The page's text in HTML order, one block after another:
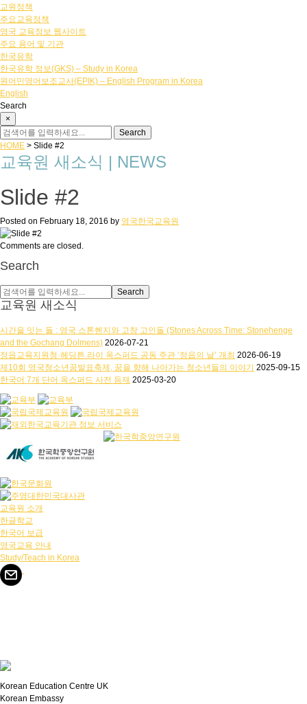
교원정책
주요교육정책
영국 교육정보 웹사이트
주요 용어 및 기관
한국유학
한국유학 정보(GKS) – Study in Korea
원어민영어보조교사(EPIK) – English Program in Korea
English
Search
×
HOME > Slide #2
교육원 새소식 | NEWS
Slide #2
Posted on February 18, 2016 by 영국한국교육원
Comments are closed.
Search
교육원 새소식
시간을 잇는 돌 : 영국 스톤헨지와 고창 고인돌 (Stones Across Time: Stonehenge
and the Gochang Dolmens) 2026-07-21
정읍교육지원청·헤딩튼 라이 옥스퍼드 공동 주관 ‘정읍의 날’ 개최 2026-06-19
제10회 영국청소년꿈발표축제, 꿈을 향해 나아가는 청소년들의 이야기 2025-09-15
한국어 7개 단어 옥스퍼드 사전 등재 2025-03-20
교육원 소개
한글학교
한국어 보급
영국교육 안내
Study/Teach in Korea
Korean Education Centre UK
Korean Embassy